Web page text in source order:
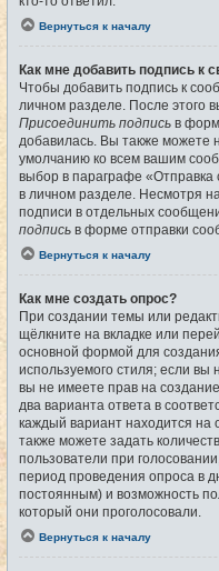
Вернуться к началу
Как мне добавить подпись к
Чтобы добавить подпись к
личном разделе. После этого
Присоединить подпись в
добавилась. Вы также можете
умолчанию ко всем вашим
выбор в параграфе
в личном разделе. Несмотря
подписи в отдельных
подпись в форме отправки
Вернуться к началу
Как мне создать опрос?
При создании темы или
щёлкните на вкладке или
основной формой для
используемого стиля; если вы
вы не имеете прав на
два варианта ответа в
каждый вариант находится на
также можете задать
пользователи при
период проведения опроса в
постоянным) и возможность
который они проголосовали.
Вернуться к началу